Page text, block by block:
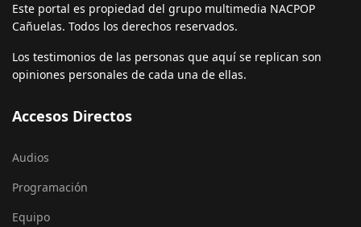
Este portal es propiedad del grupo multimedia NACPOP
Cañuelas. Todos los derechos reservados.
Los testimonios de las personas que aquí se replican son
opiniones personales de cada una de ellas.
Accesos Directos
Audios
Programación
Equipo